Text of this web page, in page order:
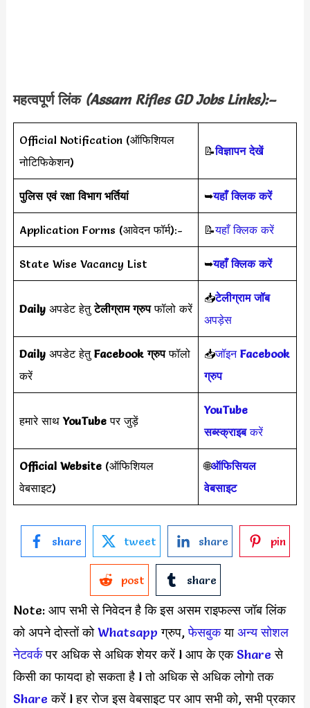
महत्वपूर्ण लिंक (Assam Rifles GD JobsLinks):–
Official Notification (ऑफिशियल
नोटिफिकेशन)
📝विज्ञापन देखें
पुलिस एवं रक्षा विभाग भर्तियां ➥यहाँ क्लिक करें
Application Forms (आवेदन फॉर्म):- 📝यहाँ क्लिक करें
State Wise Vacancy List ➥यहाँ क्लिक करें
Daily अपडेट हेतुटेलीग्राम ग्रुपफॉलो करें
📥टेलीग्राम जॉब
अपड़ेस
Daily अपडेट हेतुFacebook ग्रुपफॉलो
करें
📥जॉइन Facebook
ग्रुप
हमारे साथYouTubeपर जुड़ें
YouTube
सब्स्क्राइबकरें
Official Website (ऑफिशियल
वेबसाइट)
🌐ऑफिसियल
वेबसाइट
share tweet share pin
post share
Note: आप सभी से निवेदन है कि इस असम राइफल्स जॉब लिंक
को अपने दोस्तों कोWhatsapp ग्रुप,फेसबुकयाअन्य सोशल
नेटवर्कपर अधिक से अधिक शेयर करें l आप के एक Shareसे
किसी का फायदा हो सकता है l तो अधिक से अधिक लोगो तक
Shareकरें l हर रोज इस वेबसाइट पर आप सभी को, सभी प्रकार